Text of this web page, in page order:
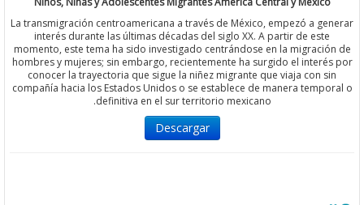
La transmigración centroamericana a través de México, empezó a
interés durante las últimas décadas del siglo XX. A partir de
momento, este tema ha sido investigado centrándose en la
hombres y mujeres; sin embargo, recientemente ha surgido el
conocer la trayectoria que sigue la niñez migrante que viaja con
compañía hacia los Estados Unidos o se establece de manera
definitiva en el sur territorio mexicano.
Descargar